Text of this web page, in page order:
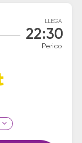
LLEGA
22:30
Perico